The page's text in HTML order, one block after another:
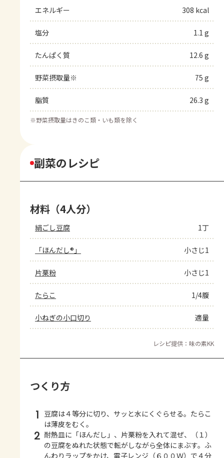
エネルギー 308 kcal
塩分 1.1 g
たんぱく質 12.6 g
野菜摂取量※ 75 g
脂質 26.3 g
※野菜摂取量はきのこ類・いも類を除く
副菜のレシピ
材料（4人分）
絹ごし豆腐 1丁
「ほんだし®」 小さじ1
片栗粉 小さじ1
たらこ 1/4腹
小ねぎの小口切り 適量
レシピ提供：味の素KK
つくり方
1 豆腐は４等分に切り、サッと水にくぐらせる。たらこ
は薄皮をむく。
2 耐熱皿に「ほんだし」、片栗粉を入れて混ぜ、（１）
の豆腐をぬれた状態で転がしながら全体にまぶす。ふ
んわりラップをかけ、電子レンジ（６００Ｗ）で４分